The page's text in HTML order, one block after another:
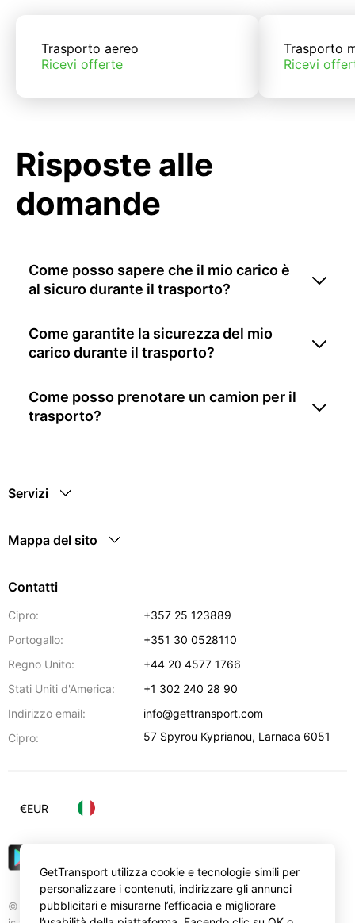
Trasporto aereo
Ricevi offerte
Trasporto
Ricevi
Risposte alle
domande
Come posso sapere che il mio carico è
al sicuro durante il trasporto?
Come garantite la sicurezza del mio
carico durante il trasporto?
Come posso prenotare un camion per il
trasporto?
Servizi
Mappa del sito
Contatti
Cipro:
+357 25 123889
Portogallo:
+351 30 0528110
Regno Unito:
+44 20 4577 1766
Stati Uniti d'America:
+1 302 240 28 90
Indirizzo email:
info@gettransport.com
Cipro:
57 Spyrou Kyprianou, Larnaca 6051
© Gettransport International Limited. GetTransport®
€EUR
GetTransport utilizza cookie e tecnologie simili per
personalizzare i contenuti, indirizzare gli annunci
pubblicitari e misurarne l’efficacia e migliorare